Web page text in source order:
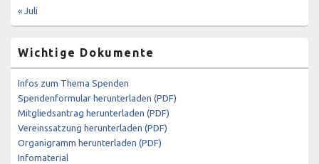
« Juli
Wichtige Dokumente
Infos zum Thema Spenden
Spendenformular herunterladen (PDF)
Mitgliedsantrag herunterladen (PDF)
Vereinssatzung herunterladen (PDF)
Organigramm herunterladen (PDF)
Infomaterial